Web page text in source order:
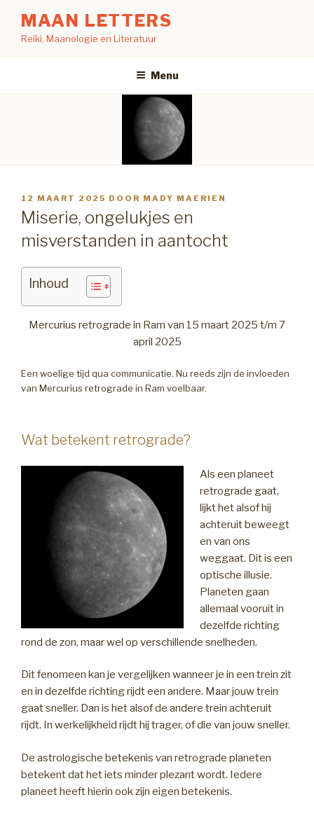
inhoud
springen
MAAN LETTERS
Reiki, Maanologie en Literatuur
Menu
GEPLAATST
OP
12 MAART 2025 DOOR MADY MAERIEN
Miserie, ongelukjes en
misverstanden in aantocht
Inhoud
Mercurius retrograde in Ram van 15 maart 2025 t/m 7
april 2025
Een woelige tijd qua communicatie. Nu reeds zijn de invloeden
van Mercurius retrograde in Ram voelbaar.
Wat betekent retrograde?
Als een planeet
retrograde gaat,
lijkt het alsof hij
achteruit beweegt
en van ons
weggaat. Dit is een
optische illusie.
Planeten gaan
allemaal vooruit in
dezelfde richting
rond de zon, maar wel op verschillende snelheden.
Dit fenomeen kan je vergelijken wanneer je in een trein zit
en in dezelfde richting rijdt een andere. Maar jouw trein
gaat sneller. Dan is het alsof de andere trein achteruit
rijdt. In werkelijkheid rijdt hij trager, of die van jouw sneller.
De astrologische betekenis van retrograde planeten
betekent dat het iets minder plezant wordt. Iedere
planeet heeft hierin ook zijn eigen betekenis.